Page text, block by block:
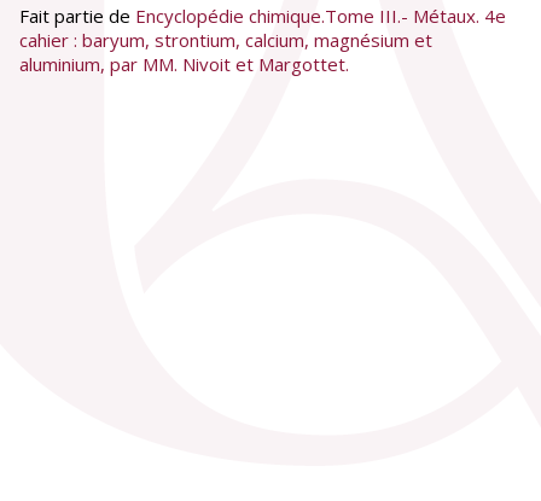
Fait partie de Encyclopédie chimique.Tome III.- Métaux. 4e
cahier : baryum, strontium, calcium, magnésium et
aluminium, par MM. Nivoit et Margottet.